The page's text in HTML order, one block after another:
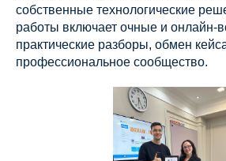
собственные технологические
работы включает очные и онлайн-
практические разборы, обмен
профессиональное сообщество.